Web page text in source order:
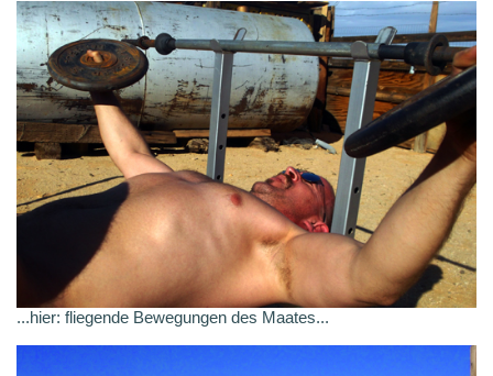
...hier: fliegende Bewegungen des Maates...